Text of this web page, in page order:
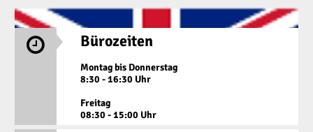
 Bürozeiten
Montag bis Donnerstag
8:30 - 16:30 Uhr
Freitag
08:30 - 15:00 Uhr